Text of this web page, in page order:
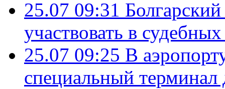
25.07 09:31
участвовать в
25.07 09:25 В
специальный терминал